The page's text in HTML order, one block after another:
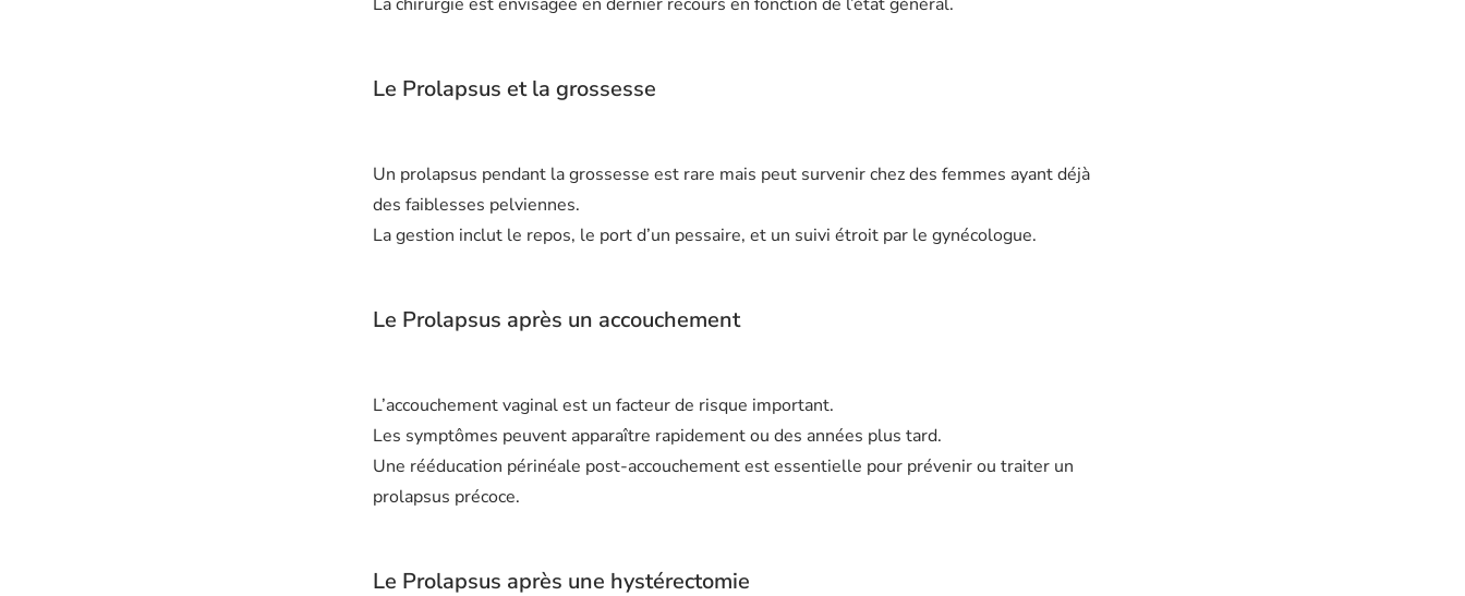
Le Prolapsus et la grossesse
Un prolapsus pendant la grossesse est rare mais peut survenir chez des femmes ayant déjà
des faiblesses pelviennes.
La gestion inclut le repos, le port d’un pessaire, et un suivi étroit par le gynécologue.
Le Prolapsus après un accouchement
L’accouchement vaginal est un facteur de risque important.
Les symptômes peuvent apparaître rapidement ou des années plus tard.
Une rééducation périnéale post-accouchement est essentielle pour prévenir ou traiter un
prolapsus précoce.
Le Prolapsus après une hystérectomie